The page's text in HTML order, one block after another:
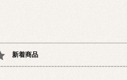
新着商品